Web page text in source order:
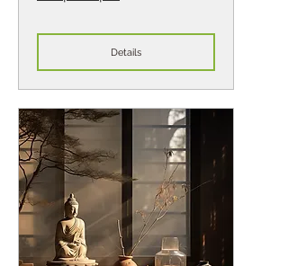
Details